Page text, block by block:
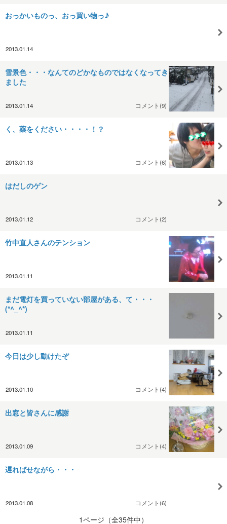
おっかいものっ、おっ買い物っ♪
2013.01.14
雪景色・・・なんてのどかなものではなくなってき
ました
2013.01.14 コメント(9)
く、薬をください・・・・！？
2013.01.13 コメント(6)
はだしのゲン
2013.01.12 コメント(2)
竹中直人さんのテンション
2013.01.11
まだ電灯を買っていない部屋がある、て・・・
(*^_^*)
2013.01.11
今日は少し動けたぞ
2013.01.10 コメント(4)
出窓と皆さんに感謝
2013.01.09 コメント(4)
遅ればせながら・・・
2013.01.08 コメント(6)
1ページ（全35件中）